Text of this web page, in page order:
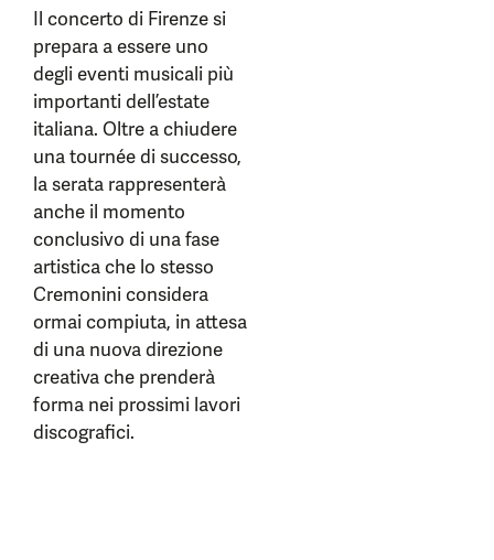
Il concerto di Firenze si
prepara a essere uno
degli eventi musicali più
importanti dell’estate
italiana. Oltre a chiudere
una tournée di successo,
la serata rappresenterà
anche il momento
conclusivo di una fase
artistica che lo stesso
Cremonini considera
ormai compiuta, in attesa
di una nuova direzione
creativa che prenderà
forma nei prossimi lavori
discografici.